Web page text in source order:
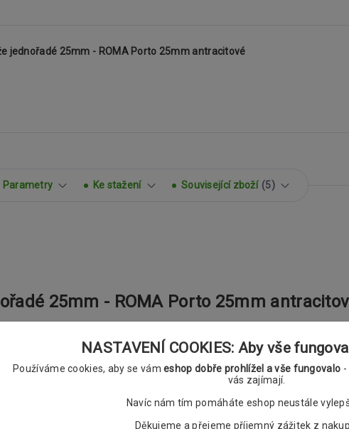
jednořadé 25mm - ROMA Porto 25mm antracitové
Parametry Ke stažení Související zboží 5
25mm - ROMA Porto 25mm
NASTAVENÍ COOKIES: Aby vše
Používáme cookies, aby se vámeshop dobře prohlížel a vše fungovalo
vás zajímají.
Navíc nám tím pomáháte eshop neustále
Děkujeme a přejeme příjemný zážitek z